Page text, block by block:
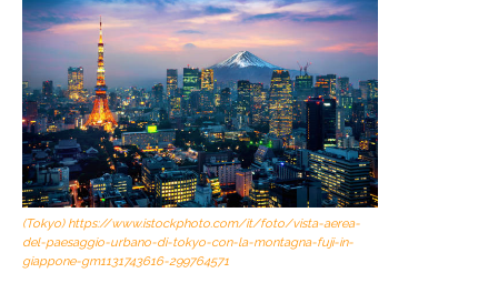
(Tokyo) https://www.istockphoto.com/it/foto/vista-aerea-
del-paesaggio-urbano-di-tokyo-con-la-montagna-fuji-in-
giappone-gm1131743616-299764571